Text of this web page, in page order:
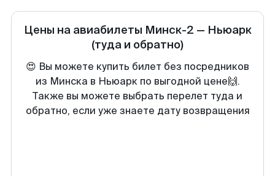
Цены на авиабилеты Минск-2 — Ньюарк
(туда и обратно)
😍 Вы можете купить билет без посредников
из Минска в Ньюарк по выгодной цене🙌.
Также вы можете выбрать перелет туда и
обратно, если уже знаете дату возвращения